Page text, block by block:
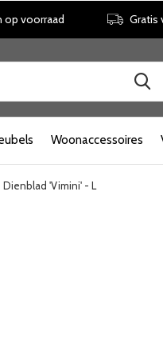
Woonaccessoires
op voorraad Gratis
Dienblad 'Vimini' - L